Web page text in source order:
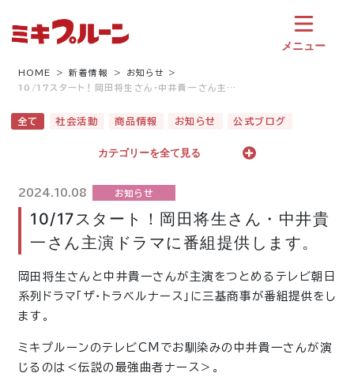
メニュー
HOME 新着情報
お知らせ
10/17スタート！岡田将生さん・中井貴一さん主…
全て 社会活動 商品情報 お知らせ 公式ブログ
カテゴリーを全て見る
2024.10.08 お知らせ
10/17スタート！岡田将生さん・中井貴
一さん主演ドラマに番組提供します。
岡田将生さんと中井貴一さんが主演をつとめるテレビ朝日
系列ドラマ「ザ・トラベルナース」に三基商事が番組提供をし
ます。
ミキプルーンのテレビCMでお馴染みの中井貴一さんが演
じるのは＜伝説の最強曲者ナース＞。